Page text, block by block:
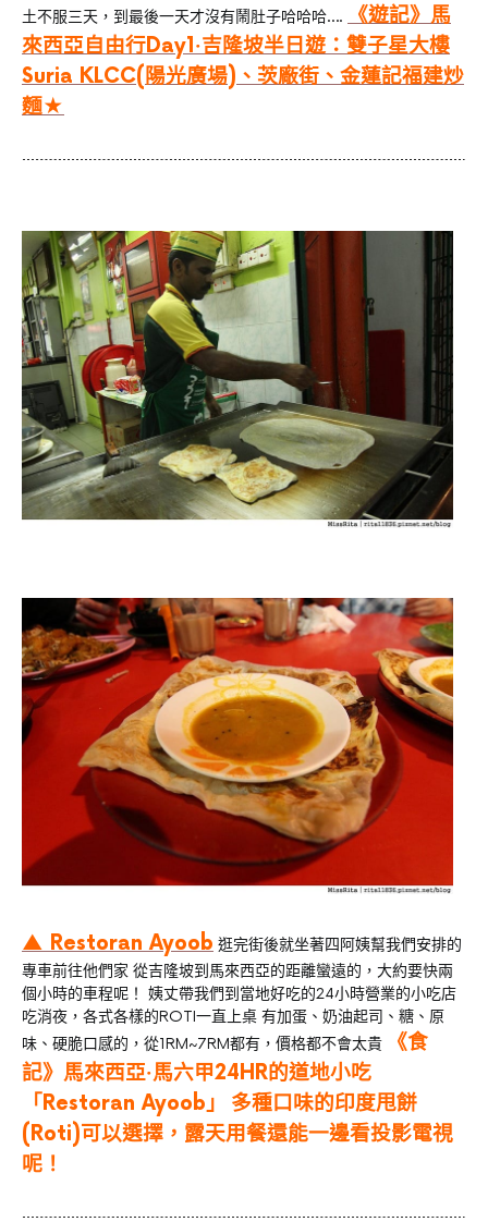
土不服三天，到最後一天才沒有鬧肚子哈哈哈….
《遊記》馬
來西亞自由行Day1‧吉隆坡半日遊：雙子星大樓
Suria KLCC(陽光廣場)、茨廠街、金蓮記福建炒
麵★
▲ Restoran Ayoob 逛完街後就坐著四阿姨幫我們安排的
專車前往他們家 從吉隆坡到馬來西亞的距離蠻遠的，大約要快兩
個小時的車程呢！ 姨丈帶我們到當地好吃的24小時營業的小吃店
吃消夜，各式各樣的ROTI一直上桌 有加蛋、奶油起司、糖、原
味、硬脆口感的，從1RM~7RM都有，價格都不會太貴
《食
記》馬來西亞‧馬六甲24HR的道地小吃
「Restoran Ayoob」
多種口味的印度甩餅
(Roti)可以選擇，露天用餐還能一邊看投影電視
呢！